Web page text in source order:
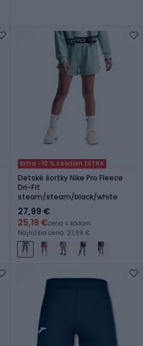
Extra -10 % s kódom EXTRA
Detské šortky Nike Pro Fleece
Dri-Fit
steam/steam/black/white
27,99 €
25,19 €cena s kódom
Najnižšia cena: 27,99 €